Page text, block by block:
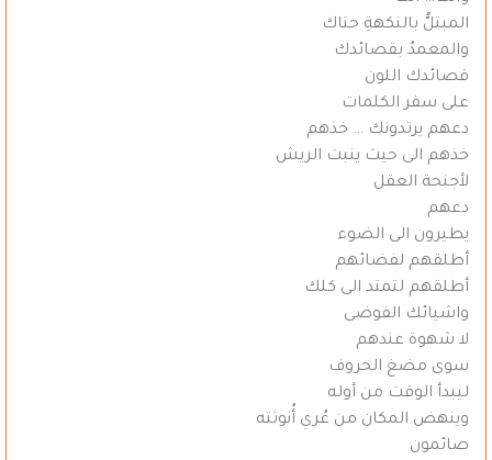
المبتلُّ بالنكهةِ حتاك
والمعمدُ بقصائدك
قصائدك اللون
على سفر الكلمات
دعهم يرتدونك … خذهم
خذهم الى حيث ينبت الريش
لأجنحة العقل
دعهم
يطيرون الى الضوء
أطلقهم لفضائهم
أطلقهم لتمتد الى كلك
واشيائك الفوضى
لا شهوة عندهم
سوى مضغ الحروف
ليبدأ الوقت من أوله
وينهض المكان من عُري أُنوثته
صائمون